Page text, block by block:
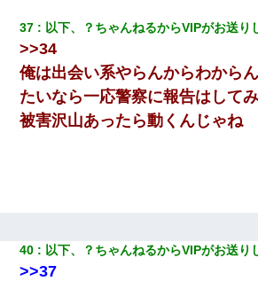
37 以下、？ちゃんねるからVIPがお送り
>>34
俺は出会い系やらんからわから
たいなら一応警察に報告はして
被害沢山あったら動くんじゃね
40 以下、？ちゃんねるからVIPがお送り
>>37